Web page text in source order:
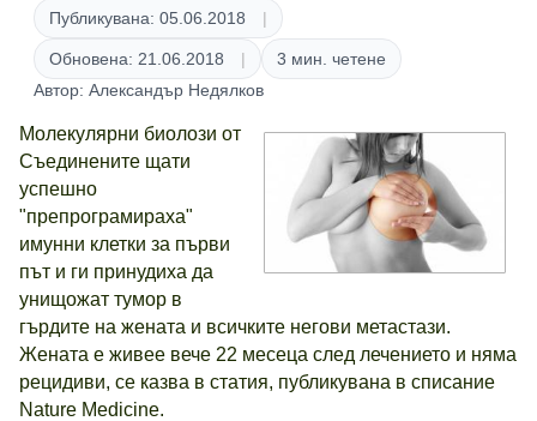
Публикувана: 05.06.2018
Обновена: 21.06.2018
3 мин. четене
Автор: Александър Недялков
Молекулярни биолози от
Съединените щати
успешно
"препрограмираха"
имунни клетки за първи
път и ги принудиха да
унищожат тумор в
гърдите на жената и всичките негови метастази.
Жената е живее вече 22 месеца след лечението и няма
рецидиви, се казва в статия, публикувана в списание
Nature Medicine.